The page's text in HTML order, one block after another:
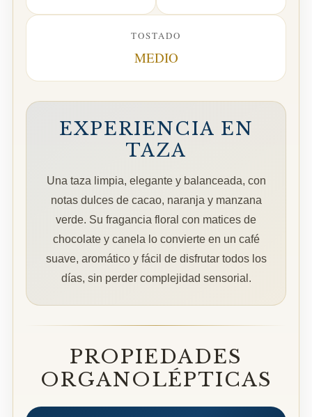
TOSTADO
MEDIO
EXPERIENCIA EN
TAZA
Una taza limpia, elegante y balanceada, con
notas dulces de cacao, naranja y manzana
verde. Su fragancia floral con matices de
chocolate y canela lo convierte en un café
suave, aromático y fácil de disfrutar todos los
días, sin perder complejidad sensorial.
PROPIEDADES
ORGANOLÉPTICAS